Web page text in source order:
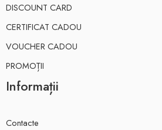
DISCOUNT CARD
CERTIFICAT CADOU
VOUCHER CADOU
PROMOȚII
Informații
Contacte